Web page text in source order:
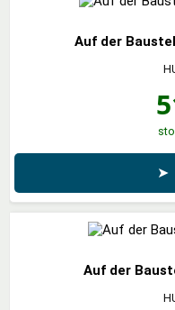
Auf der
➤
Auf der